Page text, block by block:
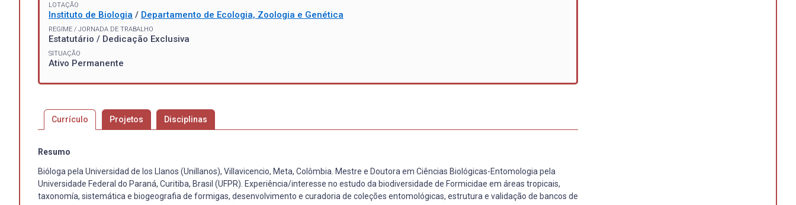
LOTAÇÃO
Instituto de Biologia / Departamento de Ecologia, Zoologia e Genética
REGIME / JORNADA DE TRABALHO
Estatutário / Dedicação Exclusiva
SITUAÇÃO
Ativo Permanente
Currículo Projetos Disciplinas
Resumo
Bióloga pela Universidad de los Llanos (Unillanos), Villavicencio, Meta, Colômbia. Mestre e Doutora em Ciências Biológicas-Entomologia pela
Universidade Federal do Paraná, Curitiba, Brasil (UFPR). Experiência/interesse no estudo da biodiversidade de Formicidae em áreas tropicais,
taxonomía, sistemática e biogeografia de formigas, desenvolvimento e curadoria de coleções entomológicas, estrutura e validação de bancos de